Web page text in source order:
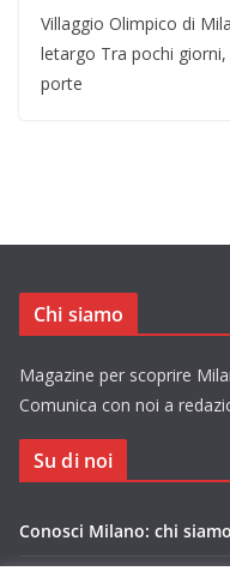
Villaggio Olimpico di
letargo Tra pochi
porte
Chi siamo
Magazine per scoprire
Comunica con noi a
Su di noi
Conosci Milano: chi siamo